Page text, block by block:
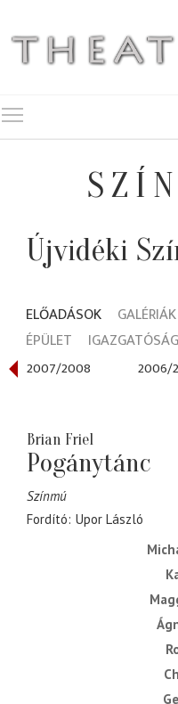
Újvidéki
ELŐADÁSOK GALÉRIÁK
ÉPÜLET
IGAZGATÓSÁG
2007/2008 2006/
Brian Friel
Pogánytánc
Színmú
Fordító Upor László